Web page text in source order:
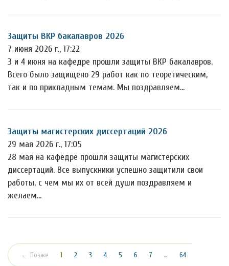
Защиты ВКР бакалавров 2026
7 июня 2026 г., 17:22
3 и 4 июня на кафедре прошли защиты ВКР бакалавров.
Всего было защищено 29 работ как по теоретическим,
так и по прикладным темам. Мы поздравляем…
Защиты магистерских диссертаций 2026
29 мая 2026 г., 17:05
28 мая на кафедре прошли защиты магистерских
диссертаций. Все выпускники успешно защитили свои
работы, с чем мы их от всей души поздравляем и
желаем…
← Позже 1 (текущая)
2 3 4 5 6 7 … 64